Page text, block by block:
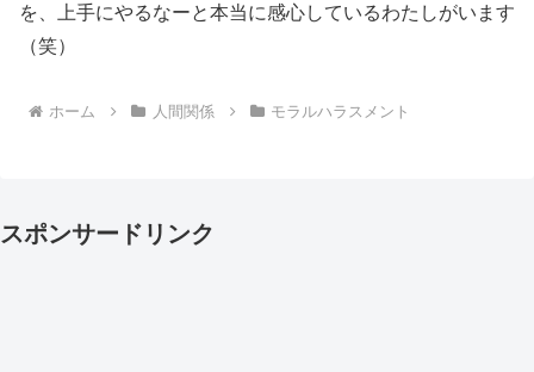
を、上手にやるなーと本当に感心しているわたしがいます
（笑）
ホーム 人間関係 モラルハラスメント
スポンサードリンク